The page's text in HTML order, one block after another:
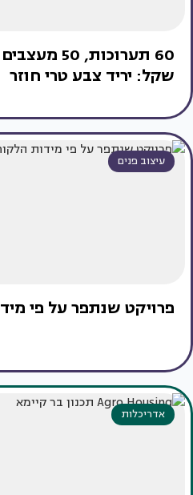
שקל: יריד צבע טרי חוזר
עיצוב פנים
פרויקט שנתפר על פי
אדריכלות